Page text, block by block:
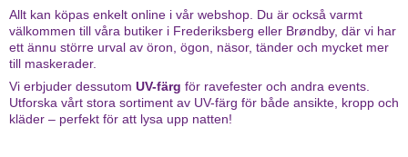
Allt kan köpas enkelt online i vår webshop. Du är också varmt
välkommen till våra butiker i Frederiksberg eller Brøndby, där vi har
ett ännu större urval av öron, ögon, näsor, tänder och mycket mer
till maskerader.
Vi erbjuder dessutom UV-färg för ravefester och andra events.
Utforska vårt stora sortiment av UV-färg för både ansikte, kropp och
kläder – perfekt för att lysa upp natten!